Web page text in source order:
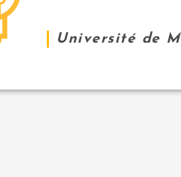
Université de